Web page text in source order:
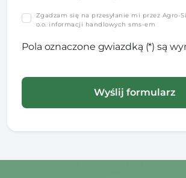
Zgadzam się na przesyłanie mi przez Agro-
o.o. informacji handlowych sms-em
Pola oznaczone gwiazdką (*) są